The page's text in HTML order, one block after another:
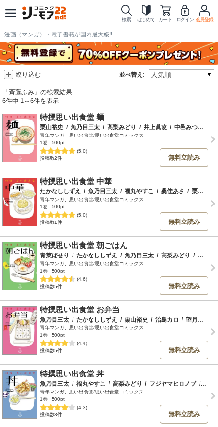
検索 はじめて カート ログイン 会員登録
漫画（マンガ）・電子書籍が国内最大級!!
並べ替え:
絞り込む
「斉藤ふみ」の検索結果
6件中 1～6件を表示
特撰思い出食堂 麺
栗山裕史 / 魚乃目三太 / 高梨みどり / 井上眞改 / 中邑みつのり
青年マンガ、思い出食堂/思い出食堂コミックス
1巻
500pt
(5.0)
投稿数2件
無料立読み
特撰思い出食堂 中華
たかなししずえ / 魚乃目三太 / 福丸やすこ / 桑佳あさ / 栗山裕史
青年マンガ、思い出食堂/思い出食堂コミックス
1巻
500pt
(5.0)
投稿数1件
無料立読み
特撰思い出食堂 朝ごはん
青菜ぱせり / たかなししずえ / 魚乃目三太 / 高梨みどり /
青年マンガ、思い出食堂/思い出食堂コミックス
1巻
500pt
(4.6)
投稿数5件
無料立読み
特撰思い出食堂 お弁当
魚乃目三太 / たかなししずえ / 栗山裕史 / 治島カロ / 望月みつる
青年マンガ、思い出食堂/思い出食堂コミックス
1巻
500pt
(4.4)
投稿数5件
無料立読み
特撰思い出食堂 丼
魚乃目三太 / 福丸やすこ / 高梨みどり / フジヤマヒロノブ / 斉藤
青年マンガ、思い出食堂/思い出食堂コミックス
1巻
500pt
(4.3)
投稿数3件
無料立読み